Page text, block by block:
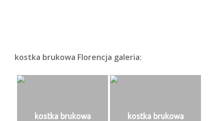
kostka brukowa Florencja galeria:
kostka brukowa
kostka brukowa